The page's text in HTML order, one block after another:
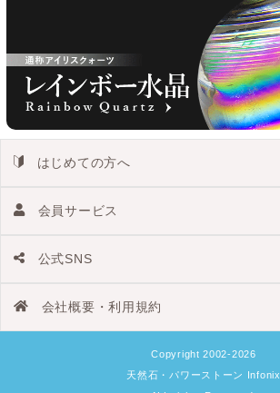
はじめての方へ
会員サービス
公式SNS
会社概要・利用規約
Copyright 2002-2026
天然石・パワーストーン Infonix